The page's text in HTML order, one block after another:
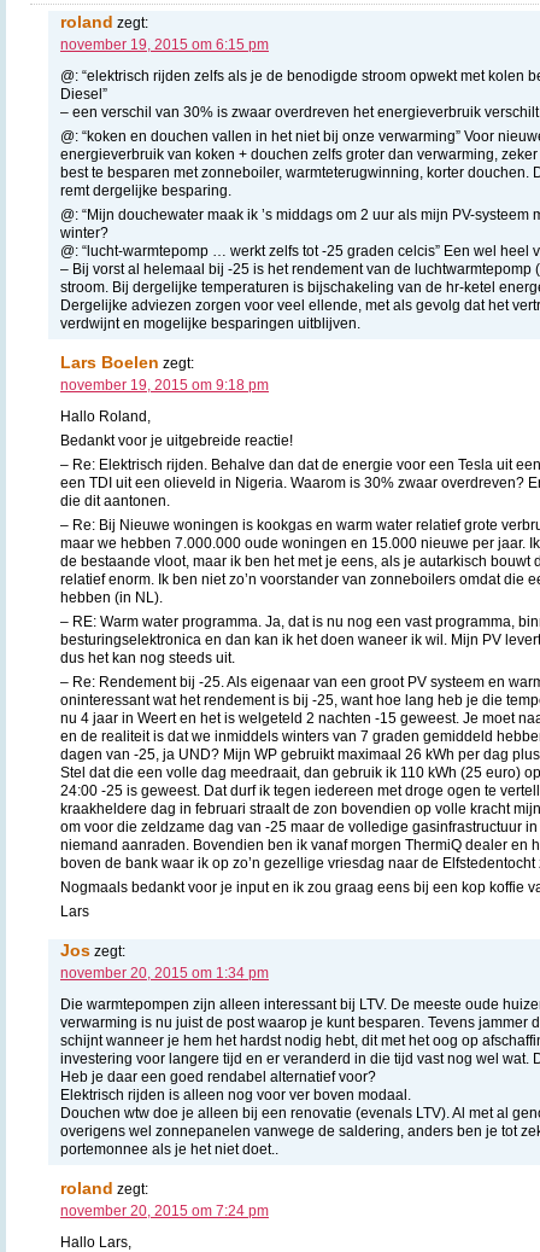
roland zegt:
november 19, 2015 om 6:15 pm
@: “elektrisch rijden zelfs als je de benodigde stroom opwekt met kolen
Diesel”
– een verschil van 30% is zwaar overdreven het energieverbruik
@: “koken en douchen vallen in het niet bij onze verwarming” Voor
energieverbruik van koken + douchen zelfs groter dan verwarming,
best te besparen met zonneboiler, warmteterugwinning, korter douchen.
remt dergelijke besparing.
@: “Mijn douchewater maak ik ’s middags om 2 uur als mijn PV-systeem
winter?
@: “lucht-warmtepomp … werkt zelfs tot -25 graden celcis” Een wel heel
– Bij vorst al helemaal bij -25 is het rendement van de luchtwarmtepomp
stroom. Bij dergelijke temperaturen is bijschakeling van de hr-ketel
Dergelijke adviezen zorgen voor veel ellende, met als gevolg dat het
verdwijnt en mogelijke besparingen uitblijven.
Lars Boelen zegt:
november 19, 2015 om 9:18 pm
Hallo Roland,
Bedankt voor je uitgebreide reactie!
– Re: Elektrisch rijden. Behalve dan dat de energie voor een Tesla uit
een TDI uit een olieveld in Nigeria. Waarom is 30% zwaar overdreven?
die dit aantonen.
– Re: Bij Nieuwe woningen is kookgas en warm water relatief grote
maar we hebben 7.000.000 oude woningen en 15.000 nieuwe per jaar.
de bestaande vloot, maar ik ben het met je eens, als je autarkisch bouwt
relatief enorm. Ik ben niet zo’n voorstander van zonneboilers omdat die
hebben (in NL).
– RE: Warm water programma. Ja, dat is nu nog een vast programma,
besturingselektronica en dan kan ik het doen waneer ik wil. Mijn PV
dus het kan nog steeds uit.
– Re: Rendement bij -25. Als eigenaar van een groot PV systeem en
oninteressant wat het rendement is bij -25, want hoe lang heb je die
nu 4 jaar in Weert en het is welgeteld 2 nachten -15 geweest. Je moet
en de realiteit is dat we inmiddels winters van 7 graden gemiddeld
dagen van -25, ja UND? Mijn WP gebruikt maximaal 26 kWh per dag
Stel dat die een volle dag meedraait, dan gebruik ik 110 kWh (25 euro)
24:00 -25 is geweest. Dat durf ik tegen iedereen met droge ogen te
kraakheldere dag in februari straalt de zon bovendien op volle kracht
om voor die zeldzame dag van -25 maar de volledige gasinfrastructuur
niemand aanraden. Bovendien ben ik vanaf morgen ThermiQ dealer en
boven de bank waar ik op zo’n gezellige vriesdag naar de Elfstedentocht
Nogmaals bedankt voor je input en ik zou graag eens bij een kop koffie
Lars
Jos zegt:
november 20, 2015 om 1:34 pm
Die warmtepompen zijn alleen interessant bij LTV. De meeste oude
verwarming is nu juist de post waarop je kunt besparen. Tevens jammer
schijnt wanneer je hem het hardst nodig hebt, dit met het oog op
investering voor langere tijd en er veranderd in die tijd vast nog wel wat.
Heb je daar een goed rendabel alternatief voor?
Elektrisch rijden is alleen nog voor ver boven modaal.
Douchen wtw doe je alleen bij een renovatie (evenals LTV). Al met al
overigens wel zonnepanelen vanwege de saldering, anders ben je tot
portemonnee als je het niet doet..
roland zegt:
november 20, 2015 om 7:24 pm
Hallo Lars,